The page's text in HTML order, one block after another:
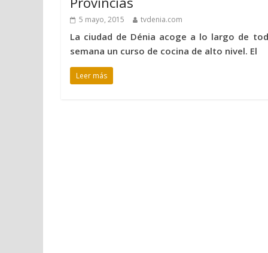
5 mayo, 2015 tvdenia.com
La ciudad de Dénia acoge a lo largo de
semana un curso de cocina de alto nivel. El
Leer más